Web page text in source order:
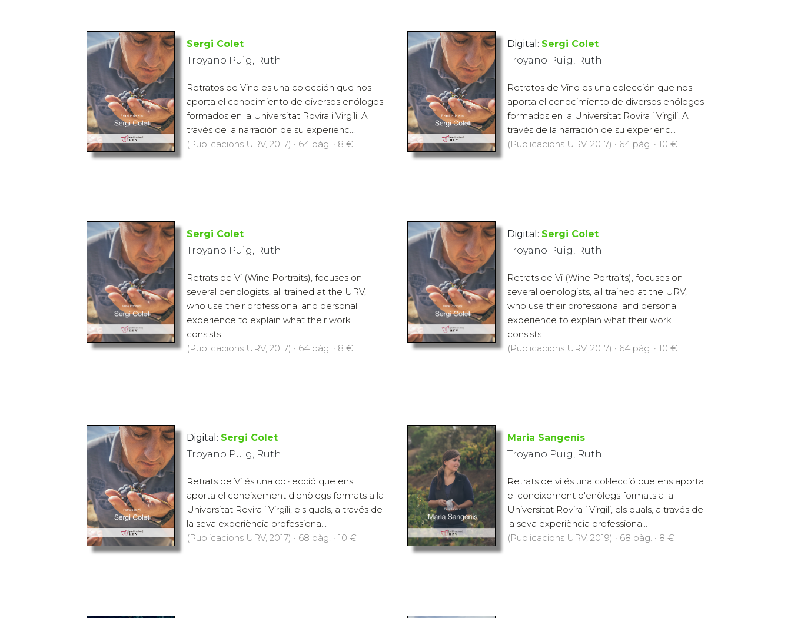
Sergi Colet
Troyano Puig, Ruth
Retratos de Vino es una colección que nos
aporta el conocimiento de diversos enólogos
formados en la Universitat Rovira i Virgili. A
través de la narración de su experienc...
(Publicacions URV, 2017) · 64 pàg. · 8 €
Digital: Sergi Colet
Troyano Puig, Ruth
Retratos de Vino es una colección que nos
aporta el conocimiento de diversos enólogos
formados en la Universitat Rovira i Virgili. A
través de la narración de su experienc...
(Publicacions URV, 2017) · 64 pàg. · 10 €
Sergi Colet
Troyano Puig, Ruth
Retrats de Vi (Wine Portraits), focuses on
several oenologists, all trained at the URV,
who use their professional and personal
experience to explain what their work
consists ...
(Publicacions URV, 2017) · 64 pàg. · 8 €
Digital: Sergi Colet
Troyano Puig, Ruth
Retrats de Vi (Wine Portraits), focuses on
several oenologists, all trained at the URV,
who use their professional and personal
experience to explain what their work
consists ...
(Publicacions URV, 2017) · 64 pàg. · 10 €
Digital: Sergi Colet
Troyano Puig, Ruth
Retrats de Vi és una col·lecció que ens
aporta el coneixement d'enòlegs formats a la
Universitat Rovira i Virgili, els quals, a través de
la seva experiència professiona...
(Publicacions URV, 2017) · 68 pàg. · 10 €
Maria Sangenís
Troyano Puig, Ruth
Retrats de vi és una col·lecció que ens aporta
el coneixement d'enòlegs formats a la
Universitat Rovira i Virgili, els quals, a través de
la seva experiència professiona...
(Publicacions URV, 2019) · 68 pàg. · 8 €